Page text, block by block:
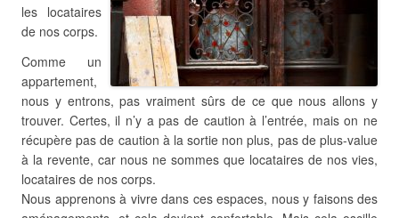
les locataires
de nos corps.
Comme un
appartement,
nous y entrons, pas vraiment sûrs de ce que nous allons y
trouver. Certes, il n’y a pas de caution à l’entrée, mais on ne
récupère pas de caution à la sortie non plus, pas de plus-value
à la revente, car nous ne sommes que locataires de nos vies,
locataires de nos corps.
Nous apprenons à vivre dans ces espaces, nous y faisons des